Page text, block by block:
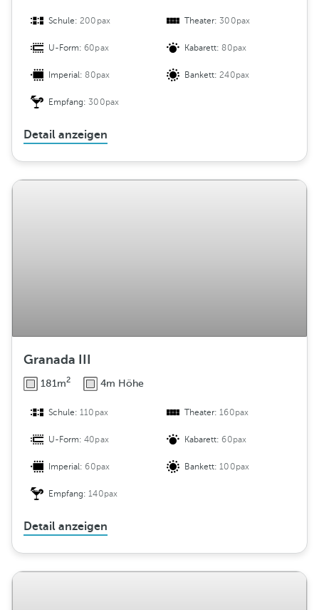
Schule:200pax Theater:300pax
U-Form:60pax Kabarett:80pax
Imperial:80pax Bankett:240pax
Empfang:300pax
Detail anzeigen
Granada III
181m2 4m Höhe
Schule:110pax Theater:160pax
U-Form:40pax Kabarett:60pax
Imperial:60pax Bankett:100pax
Empfang:140pax
Detail anzeigen